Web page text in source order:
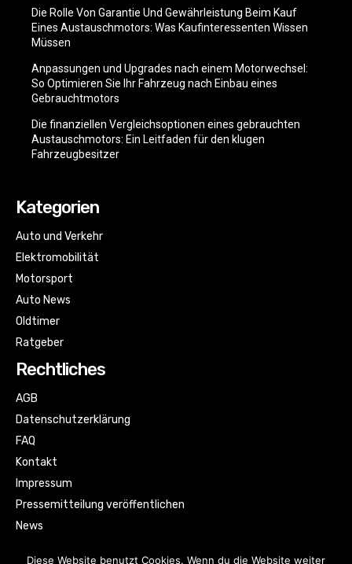
Die Rolle Von Garantie Und Gewährleistung Beim Kauf
Eines Austauschmotors: Was Kaufinteressenten Wissen
Müssen
Anpassungen und Upgrades nach einem Motorwechsel:
So Optimieren Sie Ihr Fahrzeug nach Einbau eines
Gebrauchtmotors
Die finanziellen Vergleichsoptionen eines gebrauchten
Austauschmotors: Ein Leitfaden für den klugen
Fahrzeugbesitzer
Kategorien
Auto und Verkehr
Elektromobilität
Motorsport
Auto News
Oldtimer
Ratgeber
Rechtliches
AGB
Datenschutzerklärung
FAQ
Kontakt
Impressum
Pressemitteilung veröffentlichen
News
Diese Website benutzt Cookies. Wenn du die Website weiter